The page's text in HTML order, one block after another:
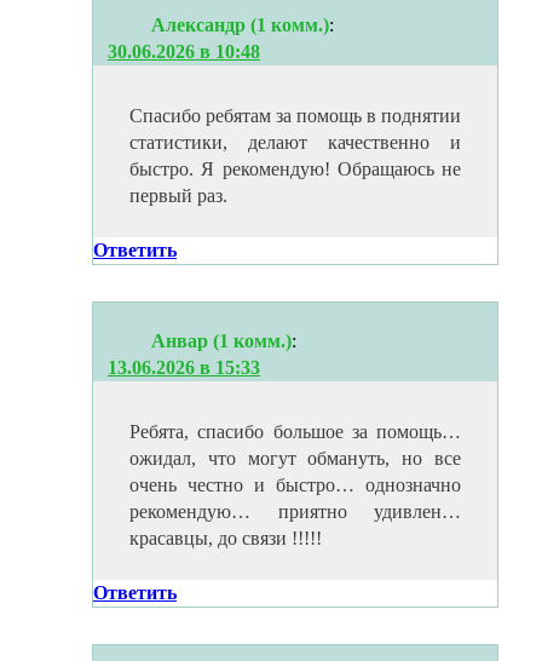
Александр (1 комм.):
30.06.2026 в 10:48
Спасибо ребятам за помощь в поднятии
статистики, делают качественно и
быстро. Я рекомендую! Обращаюсь не
первый раз.
Ответить
Анвар (1 комм.):
13.06.2026 в 15:33
Ребята, спасибо большое за помощь…
ожидал, что могут обмануть, но все
очень честно и быстро… однозначно
рекомендую… приятно удивлен…
красавцы, до связи !!!!!
Ответить